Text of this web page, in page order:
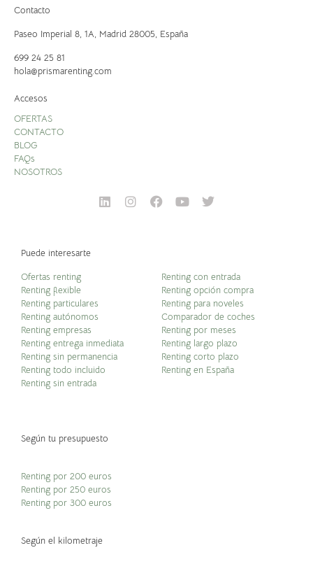
Contacto
Paseo Imperial 8, 1A, Madrid 28005, España
699 24 25 81
hola@prismarenting.com
Accesos
OFERTAS
CONTACTO
BLOG
FAQs
NOSOTROS
Puede interesarte
Ofertas renting
Renting flexible
Renting particulares
Renting autónomos
Renting empresas
Renting entrega inmediata
Renting sin permanencia
Renting todo incluido
Renting sin entrada
Renting con entrada
Renting opción compra
Renting para noveles
Comparador de coches
Renting por meses
Renting largo plazo
Renting corto plazo
Renting en España
Según tu presupuesto
Renting por 200 euros
Renting por 250 euros
Renting por 300 euros
Según el kilometraje